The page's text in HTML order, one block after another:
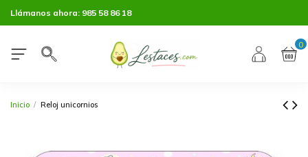
Llámanos ahora: 985 58 86 18
0
Inicio Reloj unicornios